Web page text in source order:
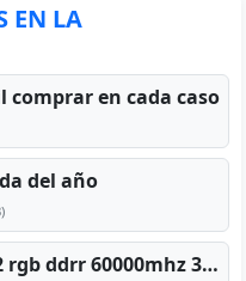
EN LA
en cada caso
del año
acer predator vesta 2 rgb ddrr 60000mhz 32gb x2 16gb